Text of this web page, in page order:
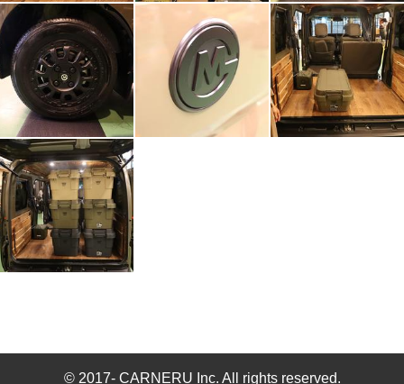
© 2017- CARNERU Inc. All rights reserved.